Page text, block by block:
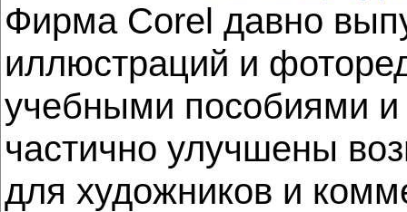
Фирма Corel давно
иллюстраций и
учебными пособиями
частично улучшены
для художников и